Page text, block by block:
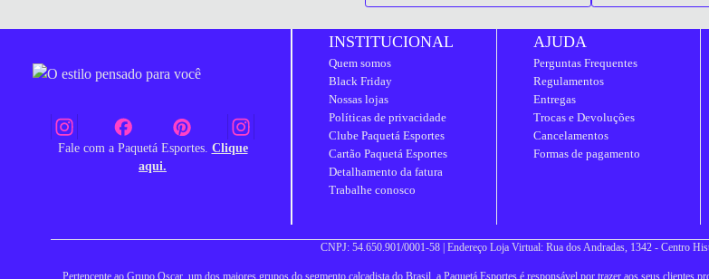
Fale com a Paquetá Esportes. Clique
aqui.
INSTITUCIONAL
Quem somos
Black Friday
Nossas lojas
Políticas de privacidade
Clube Paquetá Esportes
Cartão Paquetá Esportes
Detalhamento da fatura
Trabalhe conosco
AJUDA
Perguntas Frequentes
Regulamentos
Entregas
Trocas e Devoluções
Cancelamentos
Formas de pagamento
CNPJ: 54.650.901/0001-58 | Endereço Loja Virtual: Rua dos Andradas, 1342 - Centro
Pertencente ao Grupo Oscar, um dos maiores grupos do segmento calçadista do Brasil, a Paquetá Esportes é responsável por trazer aos seus